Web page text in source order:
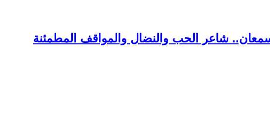
سمعان.. شاعر الحب والنضال والمواقف المطمئنة